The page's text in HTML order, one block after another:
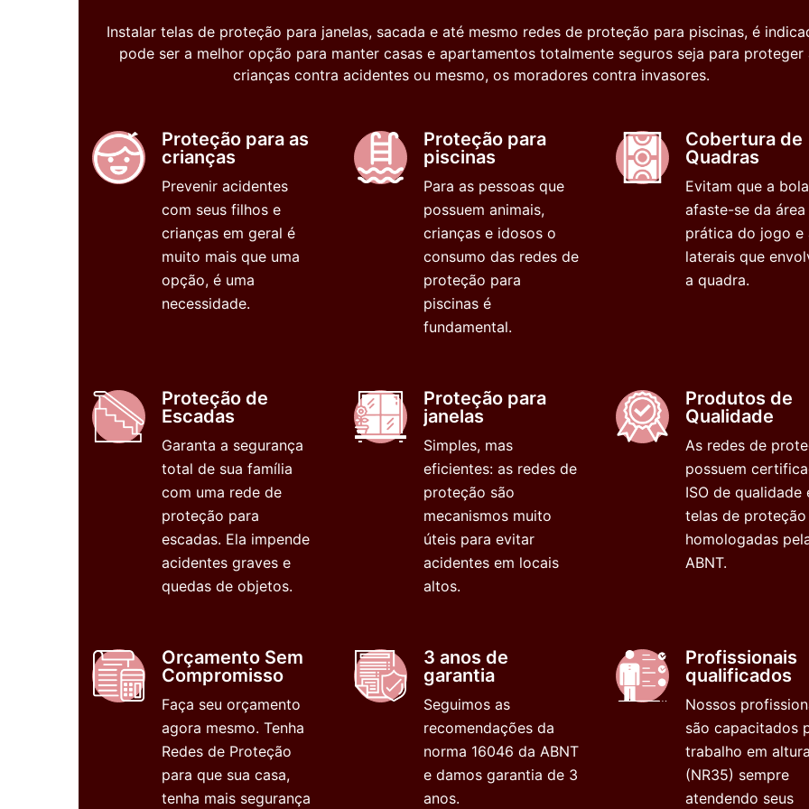
Instalar telas de proteção para janelas, sacada e até mesmo redes de proteção para piscinas, é
pode ser a melhor opção para manter casas e apartamentos totalmente seguros seja para proteger
crianças contra acidentes ou mesmo, os moradores contra invasores.
Proteção para as
crianças
Prevenir acidentes
com seus filhos e
crianças em geral é
muito mais que uma
opção, é uma
necessidade.
Proteção para
piscinas
Para as pessoas que
possuem animais,
crianças e idosos o
consumo das redes de
proteção para
piscinas é
fundamental.
Cobertura de
Quadras
Evitam que a bola
afaste-se da área
prática do jogo e
laterais que
a quadra.
Proteção de
Escadas
Garanta a segurança
total de sua família
com uma rede de
proteção para
escadas. Ela impende
acidentes graves e
quedas de objetos.
Proteção para
janelas
Simples, mas
eficientes: as redes de
proteção são
mecanismos muito
úteis para evitar
acidentes em locais
altos.
Produtos de
Qualidade
As redes de
possuem
ISO de qualidade
telas de proteção
homologadas
ABNT.
Orçamento Sem
Compromisso
Faça seu orçamento
agora mesmo. Tenha
Redes de Proteção
para que sua casa,
tenha mais segurança
3 anos de
garantia
Seguimos as
recomendações da
norma 16046 da ABNT
e damos garantia de 3
anos.
Profissionais
qualificados
Nossos
são capacitados
trabalho em altura
(NR35) sempre
atendendo seus